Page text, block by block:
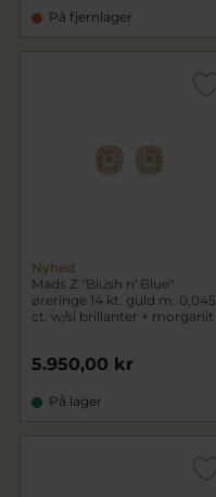
På fjernlager
Nyhed
Mads Z "Blush n' Blue"
øreringe 14 kt. guld m. 0,045
ct. w/si brillanter + morganit
5.950,00 kr
På lager